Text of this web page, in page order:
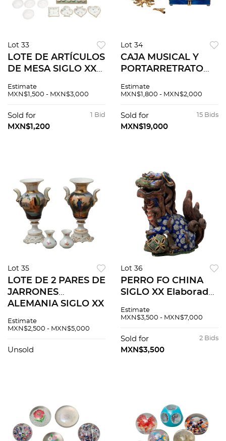
Lot 33
LOTE DE ARTÍCULOS
DE MESA SIGLO XX
de Baccarat, madre
Limoges Diferentes
diseños Con...
Estimate
MXN$1,500 - MXN$3,000
1 Bid
Sold for
MXN$1,200
Lot 34
CAJA MUSICAL Y
PORTARRETRATO
XX Elaborados en
detalles en azul
Consta de
Estimate
MXN$1,800 - MXN$2,000
15 Bids
Sold for
MXN$19,000
Lot 35
LOTE DE 2 PARES DE
JARRONES
ALEMANIA SIGLO XX
porcelana
Sellados Schumann
Estimate
MXN$2,500 - MXN$5,000
Unsold
Lot 36
PERRO FO CHINA
SIGLO XX Elaborado
policromada
detalles en relieve 35
cm altura Detalles
Estimate
MXN$3,500 - MXN$7,000
2 Bids
Sold for
MXN$3,500